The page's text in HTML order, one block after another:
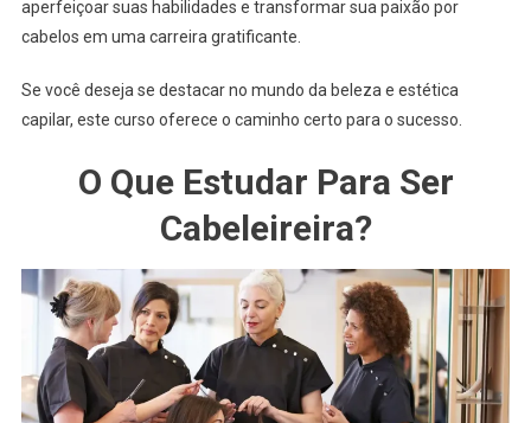
aperfeiçoar suas habilidades e transformar sua paixão por
cabelos em uma carreira gratificante.
Se você deseja se destacar no mundo da beleza e estética
capilar, este curso oferece o caminho certo para o sucesso.
O Que Estudar Para Ser
Cabeleireira?